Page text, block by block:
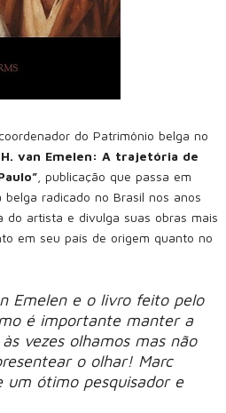
do Patrimônio belga no
H. van Emelen: A trajetória de
, publicação que passa em
radicado no Brasil nos anos
do artista e divulga suas obras mais
em seu país de origem quanto no
Emelen e o livro feito pelo
é importante manter a
vezes olhamos mas não
o olhar! Marc
um ótimo pesquisador e